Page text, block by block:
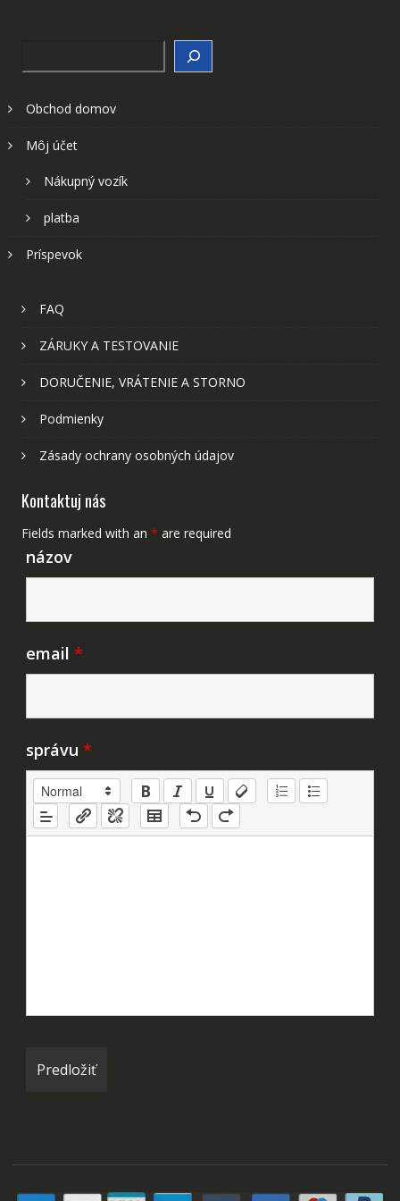
Obchod domov
Môj účet
Nákupný vozík
platba
Príspevok
FAQ
ZÁRUKY A TESTOVANIE
DORUČENIE, VRÁTENIE A STORNO
Podmienky
Zásady ochrany osobných údajov
Kontaktuj nás
Fields marked with an * are required
názov
email *
správu *